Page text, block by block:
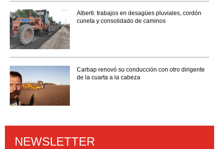
Alberti: trabajos en desagües pluviales, cordón
cuneta y consolidado de caminos
Carbap renovó su conducción con otro dirigente
de la cuarta a la cabeza
NEWSLETTER